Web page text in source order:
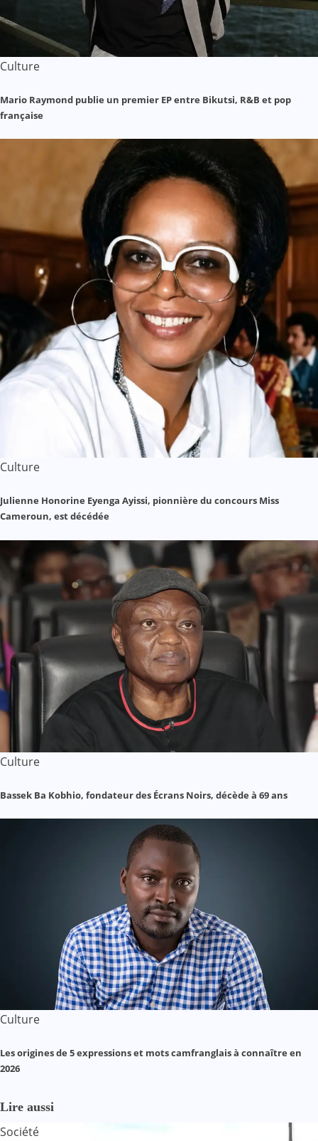
Culture
Mario Raymond publie un premier EP entre Bikutsi, R&B et pop
française
Culture
Julienne Honorine Eyenga Ayissi, pionnière du concours Miss
Cameroun, est décédée
Culture
Bassek Ba Kobhio, fondateur des Écrans Noirs, décède à 69 ans
Culture
Les origines de 5 expressions et mots camfranglais à connaître en
2026
Lire aussi
Société